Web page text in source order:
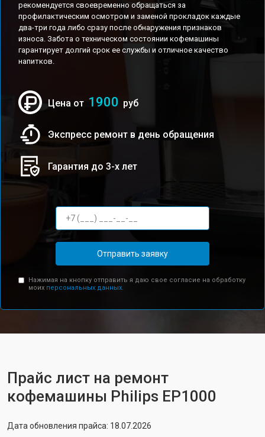
рекомендуется своевременно обращаться за
профилактическим осмотром и заменой прокладок каждые
два-три года либо сразу после обнаружения признаков
износа. Забота о техническом состоянии кофемашины
гарантирует долгий срок ее службы и отличное качество
напитков.
Цена от 1900 руб
Экспресс ремонт в день обращения
Гарантия до 3-х лет
Отправить заявку
Нажимая на кнопку отправить я даю свое согласие на обработку
моих персональных данных.
Прайс лист на ремонт
кофемашины Philips EP1000
Дата обновления прайса: 18.07.2026